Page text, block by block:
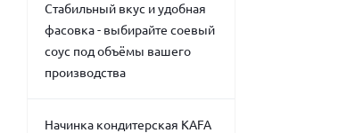
Стабильный вкус и удобная
фасовка - выбирайте соевый
соус под объёмы вашего
производства
Начинка кондитерская KAFA